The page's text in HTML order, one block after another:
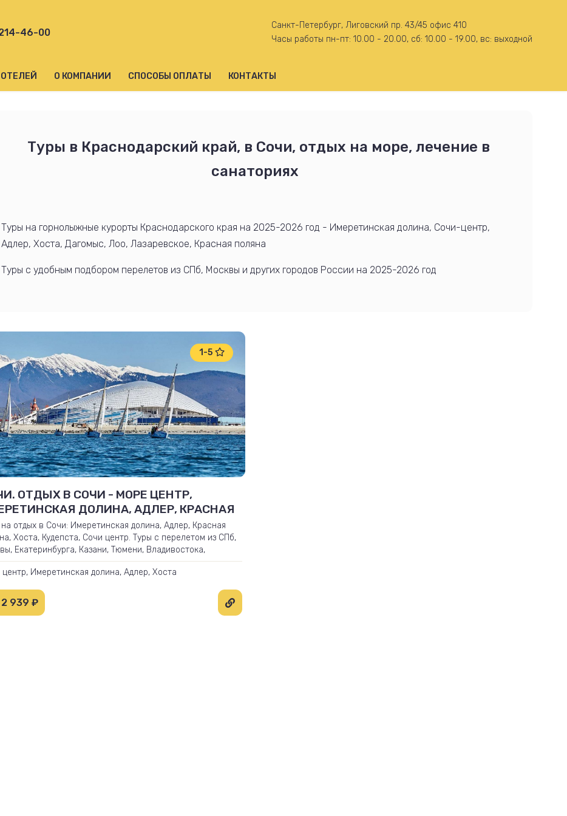
46-00
Санкт-Петербург, Лиговский пр. 43/45 офис 410
Часы работы пн-пт: 10.00 - 20.00, сб: 10.00 - 19.00, вс: выходной
О КОМПАНИИ СПОСОБЫ ОПЛАТЫ КОНТАКТЫ
Туры в Краснодарский край, в Сочи, отдых на море, лечение в
санаториях
Туры на горнолыжные курорты Краснодарского края на 2025-2026 год - Имеретинская долина, Сочи-центр,
Адлер, Хоста, Дагомыс, Лоо, Лазаревское, Красная поляна
Туры с удобным подбором перелетов из СПб, Москвы и других городов России на 2025-2026 год
1-5
ОТДЫХ В СОЧИ - МОРЕ ЦЕНТР,
ДОЛИНА, АДЛЕР, КРАСНАЯ
ИЗ СПБ ОТ 2-Х ДО 40 ДНЕЙ
отдых в Сочи: Имеретинская долина, Адлер, Красная
Хоста, Кудепста, Сочи центр. Туры с перелетом из СПб,
Екатеринбурга, Казани, Тюмени, Владивостока,
и других городов Отели, апартаменты, санатории
центр, Имеретинская долина, Адлер, Хоста
2 939 ₽